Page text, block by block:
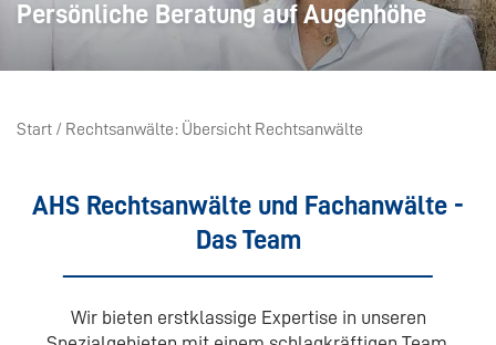
Persönliche Beratung auf Augenhöhe
Start Rechtsanwälte Übersicht Rechtsanwälte
AHS Rechtsanwälte und Fachanwälte -
Das Team
Wir bieten erstklassige Expertise in unseren